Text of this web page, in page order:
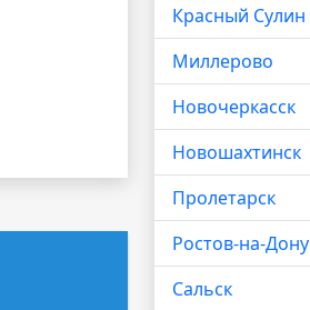
Красный Сулин
Миллерово
Новочеркасск
Новошахтинск
Пролетарск
Ростов-на-Дону
Сальск